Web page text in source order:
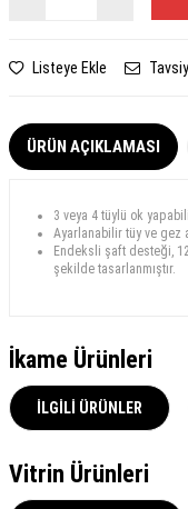
Listeye Ekle
ÜRÜN AÇIKLAMASI
3 veya 4 tüylü ok
Ayarlanabilir tüy ve gez
Endeksli şaft desteği,
şekilde tasarlanmıştır.
İkame Ürünleri
İLGILI ÜRÜNLER
Vitrin Ürünleri